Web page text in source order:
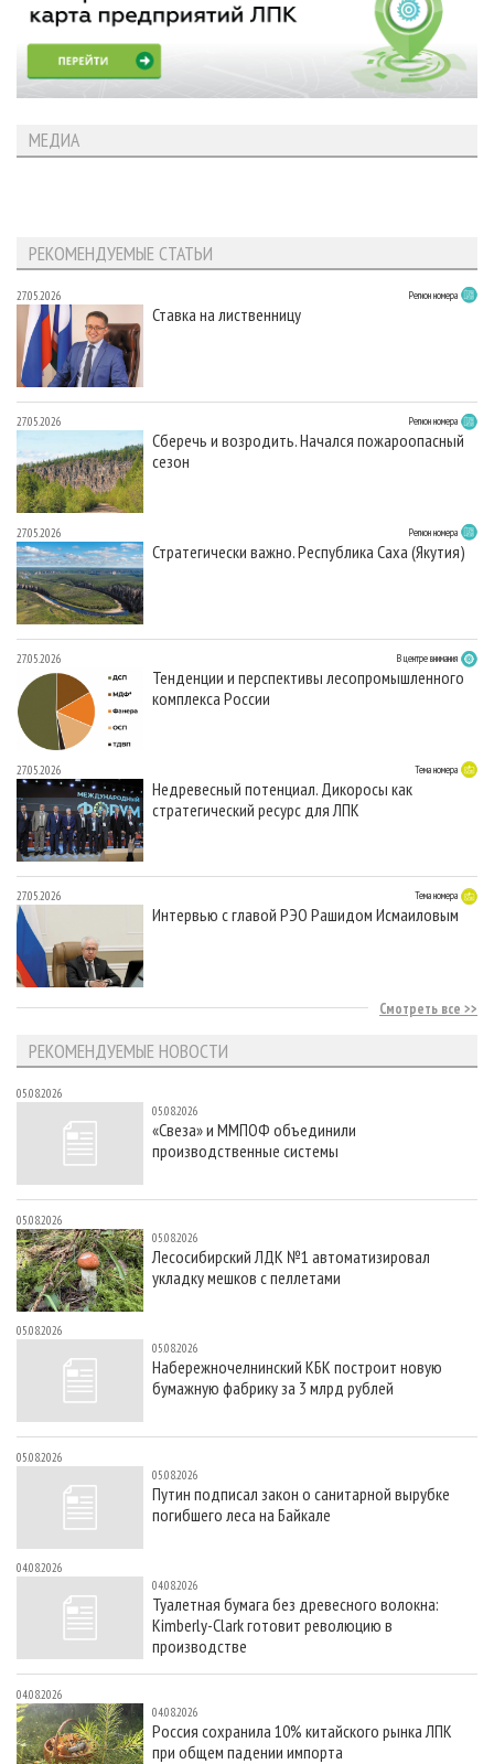
МЕДИА
РЕКОМЕНДУЕМЫЕ СТАТЬИ
27.05.2026 Регион номера
Ставка на лиственницу
27.05.2026 Регион номера
Сберечь и возродить. Начался пожароопасный
сезон
27.05.2026 Регион номера
Стратегически важно. Республика Саха (Якутия)
27.05.2026 В центре внимания
Тенденции и перспективы лесопромышленного
комплекса России
27.05.2026 Тема номера
Недревесный потенциал. Дикоросы как
стратегический ресурс для ЛПК
27.05.2026 Тема номера
Интервью с главой РЭО Рашидом Исмаиловым
Смотреть все
РЕКОМЕНДУЕМЫЕ НОВОСТИ
05.08.2026
05.08.2026
«Свеза» и ММПОФ объединили
производственные системы
05.08.2026
05.08.2026
Лесосибирский ЛДК №1 автоматизировал
укладку мешков с пеллетами
05.08.2026
05.08.2026
Набережночелнинский КБК построит новую
бумажную фабрику за 3 млрд рублей
05.08.2026
05.08.2026
Путин подписал закон о санитарной вырубке
погибшего леса на Байкале
04.08.2026
04.08.2026
Туалетная бумага без древесного волокна:
Kimberly-Clark готовит революцию в
производстве
04.08.2026
04.08.2026
Россия сохранила 10% китайского рынка ЛПК
при общем падении импорта